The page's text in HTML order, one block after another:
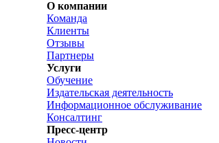
О компании
Команда
Клиенты
Отзывы
Партнеры
Услуги
Обучение
Издательская деятельность
Информационное обслуживание
Консалтинг
Пресс-центр